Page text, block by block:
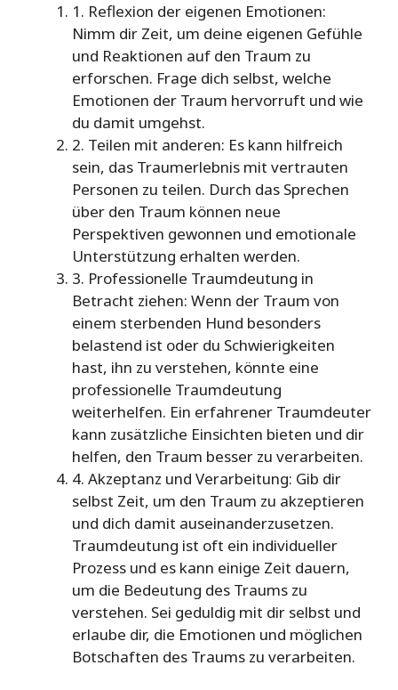
1. Reflexion der eigenen Emotionen:
Nimm dir Zeit, um deine eigenen Gefühle
und Reaktionen auf den Traum zu
erforschen. Frage dich selbst, welche
Emotionen der Traum hervorruft und wie
du damit umgehst.
2. Teilen mit anderen: Es kann hilfreich
sein, das Traumerlebnis mit vertrauten
Personen zu teilen. Durch das Sprechen
über den Traum können neue
Perspektiven gewonnen und emotionale
Unterstützung erhalten werden.
3. Professionelle Traumdeutung in
Betracht ziehen: Wenn der Traum von
einem sterbenden Hund besonders
belastend ist oder du Schwierigkeiten
hast, ihn zu verstehen, könnte eine
professionelle Traumdeutung
weiterhelfen. Ein erfahrener Traumdeuter
kann zusätzliche Einsichten bieten und dir
helfen, den Traum besser zu verarbeiten.
4. Akzeptanz und Verarbeitung: Gib dir
selbst Zeit, um den Traum zu akzeptieren
und dich damit auseinanderzusetzen.
Traumdeutung ist oft ein individueller
Prozess und es kann einige Zeit dauern,
um die Bedeutung des Traums zu
verstehen. Sei geduldig mit dir selbst und
erlaube dir, die Emotionen und möglichen
Botschaften des Traums zu verarbeiten.